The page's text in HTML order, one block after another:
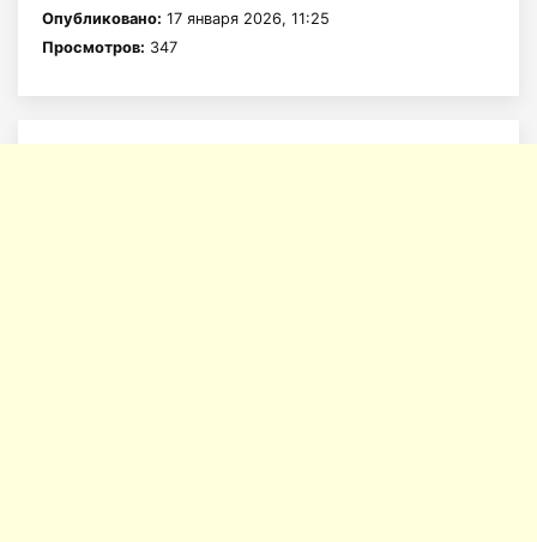
Опубликовано: 17 января 2026, 11:25
Просмотров: 347